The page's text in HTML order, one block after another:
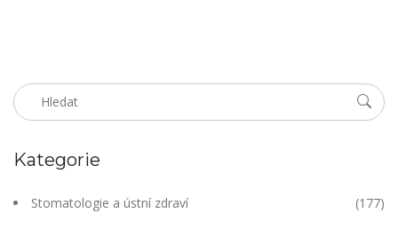
Kategorie
Stomatologie a ústní zdraví (177)